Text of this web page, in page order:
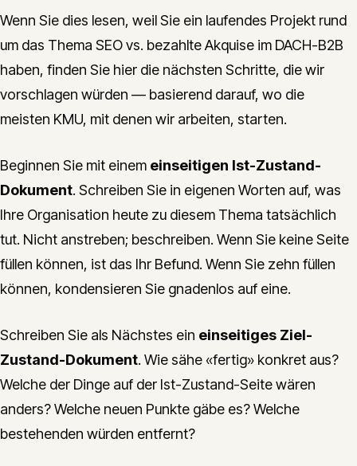
Wenn Sie dies lesen, weil Sie ein laufendes Projekt rund
um das Thema SEO vs. bezahlte Akquise im DACH-B2B
haben, finden Sie hier die nächsten Schritte, die wir
vorschlagen würden — basierend darauf, wo die
meisten KMU, mit denen wir arbeiten, starten.
Beginnen Sie mit einem einseitigen Ist-Zustand-
Dokument. Schreiben Sie in eigenen Worten auf, was
Ihre Organisation heute zu diesem Thema tatsächlich
tut. Nicht anstreben; beschreiben. Wenn Sie keine Seite
füllen können, ist das Ihr Befund. Wenn Sie zehn füllen
können, kondensieren Sie gnadenlos auf eine.
Schreiben Sie als Nächstes ein einseitiges Ziel-
Zustand-Dokument. Wie sähe «fertig» konkret aus?
Welche der Dinge auf der Ist-Zustand-Seite wären
anders? Welche neuen Punkte gäbe es? Welche
bestehenden würden entfernt?